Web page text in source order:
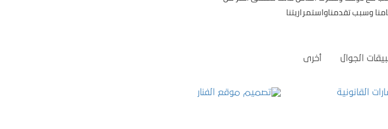
وسبب تقدمناواستمراريتنا
الجوال أخرى